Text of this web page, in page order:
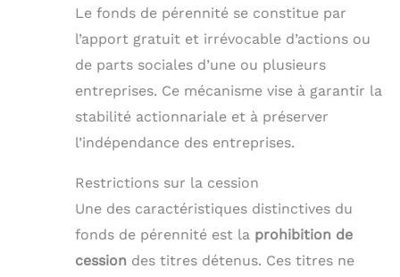
Le fonds de pérennité se constitue par
l’apport gratuit et irrévocable d’actions ou
de parts sociales d’une ou plusieurs
entreprises. Ce mécanisme vise à garantir la
stabilité actionnariale et à préserver
l’indépendance des entreprises.
Restrictions sur la cession
Une des caractéristiques distinctives du
fonds de pérennité est la prohibition de
cession des titres détenus. Ces titres ne